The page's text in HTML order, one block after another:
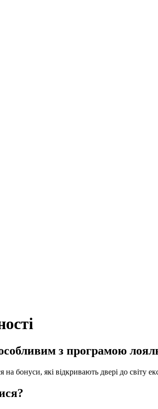
з програмою
бонуси, які відкривають двері до